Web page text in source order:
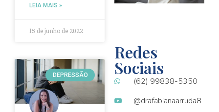
LEIA MAIS »
15 de junho de 2022
DEPRESSÃO
Redes
Sociais
(62) 99838-5350
@drafabianaarruda8